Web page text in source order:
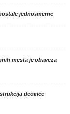
jednosmerne
mesta je obaveza
deonice